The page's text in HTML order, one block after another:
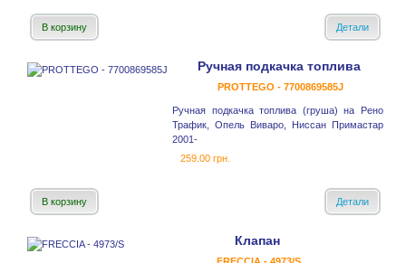
В корзину Детали
Ручная подкачка топлива
PROTTEGO - 7700869585J
Ручная подкачка топлива (груша) на Рено
Трафик, Опель Виваро, Ниссан Примастар
2001-
259.00 грн.
В корзину Детали
Клапан